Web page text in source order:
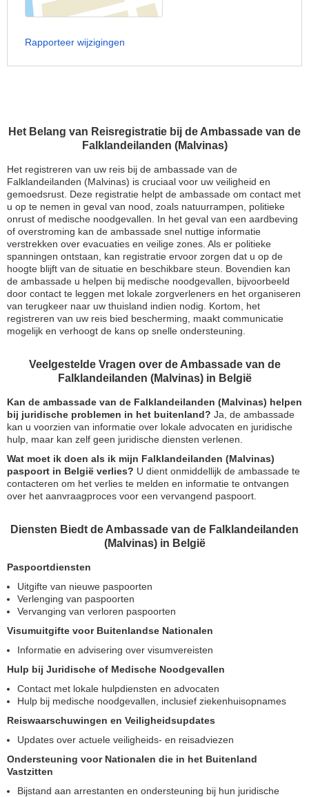
Het Belang van Reisregistratie bij de Ambassade van de
Falklandeilanden (Malvinas)
Het registreren van uw reis bij de ambassade van de
Falklandeilanden (Malvinas) is cruciaal voor uw veiligheid en
gemoedsrust. Deze registratie helpt de ambassade om contact met
u op te nemen in geval van nood, zoals natuurrampen, politieke
onrust of medische noodgevallen. In het geval van een aardbeving
of overstroming kan de ambassade snel nuttige informatie
verstrekken over evacuaties en veilige zones. Als er politieke
spanningen ontstaan, kan registratie ervoor zorgen dat u op de
hoogte blijft van de situatie en beschikbare steun. Bovendien kan
de ambassade u helpen bij medische noodgevallen, bijvoorbeeld
door contact te leggen met lokale zorgverleners en het organiseren
van terugkeer naar uw thuisland indien nodig. Kortom, het
registreren van uw reis bied bescherming, maakt communicatie
mogelijk en verhoogt de kans op snelle ondersteuning.
Veelgestelde Vragen over de Ambassade van de
Falklandeilanden (Malvinas) in België
Kan de ambassade van de Falklandeilanden (Malvinas) helpen
bij juridische problemen in het buitenland? Ja, de ambassade
kan u voorzien van informatie over lokale advocaten en juridische
hulp, maar kan zelf geen juridische diensten verlenen.
Wat moet ik doen als ik mijn Falklandeilanden (Malvinas)
paspoort in België verlies? U dient onmiddellijk de ambassade te
contacteren om het verlies te melden en informatie te ontvangen
over het aanvraagproces voor een vervangend paspoort.
Diensten Biedt de Ambassade van de Falklandeilanden
(Malvinas) in België
Paspoortdiensten
Uitgifte van nieuwe paspoorten
Verlenging van paspoorten
Vervanging van verloren paspoorten
Visumuitgifte voor Buitenlandse Nationalen
Informatie en advisering over visumvereisten
Hulp bij Juridische of Medische Noodgevallen
Contact met lokale hulpdiensten en advocaten
Hulp bij medische noodgevallen, inclusief ziekenhuisopnames
Reiswaarschuwingen en Veiligheidsupdates
Updates over actuele veiligheids- en reisadviezen
Ondersteuning voor Nationalen die in het Buitenland
Vastzitten
Bijstand aan arrestanten en ondersteuning bij hun juridische
Rapporteer wijzigingen